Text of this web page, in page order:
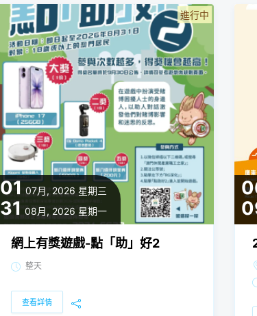
01 07月, 2026 星期三
31 08月, 2026 星期一
進行中
網上有獎遊戲-點「助」好2
整天
查看詳情